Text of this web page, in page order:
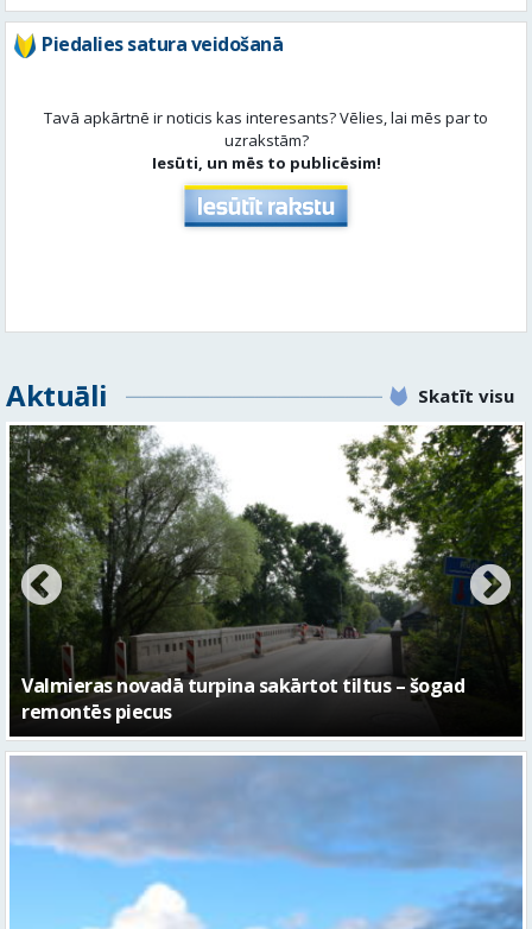
Piedalies satura veidošanā
Tavā apkārtnē ir noticis kas interesants? Vēlies, lai mēs par to
uzrakstām?
Iesūti, un mēs to publicēsim!
Aktuāli Skatīt visu
No pagaidu teātra līdz laikmetīgās kultūras centram
– kā attīstīsies “Kurtuve”